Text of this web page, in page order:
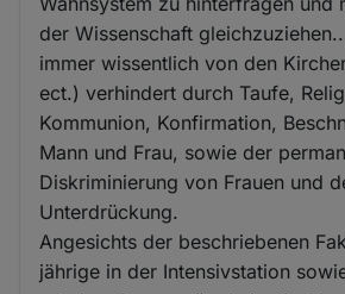
der Wissenschaft
immer wissentlich von den
ect.) verhindert durch Taufe,
Kommunion, Konfirmation,
Mann und Frau, sowie der
Diskriminierung von Frauen und
Unterdrückung.
Angesichts der beschriebenen
jährige in der Intensivstation